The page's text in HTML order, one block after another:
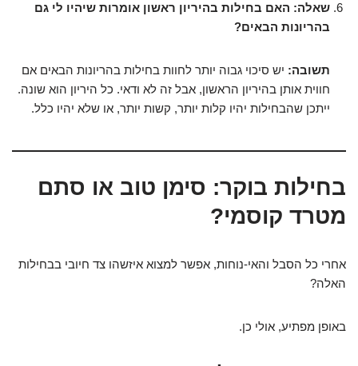
שאלה: האם בחילות בהיריון ראשון אומרות שיהיו לי גם
בהריונות הבאים?
תשובה: יש סיכוי גבוה יותר לחוות בחילות בהריונות הבאים אם
חווית אותן בהיריון הראשון, אבל זה לא ודאי. כל היריון הוא שונה.
ייתכן שהבחילות יהיו קלות יותר, קשות יותר, או שלא יהיו כלל.
בחילות בוקר: סימן טוב או סתם
מטרד קוסמי?
אחרי כל הסבל והאי-נוחות, אפשר למצוא איזשהו צד חיובי בבחילות
האלה?
באופן מפתיע, אולי כן.